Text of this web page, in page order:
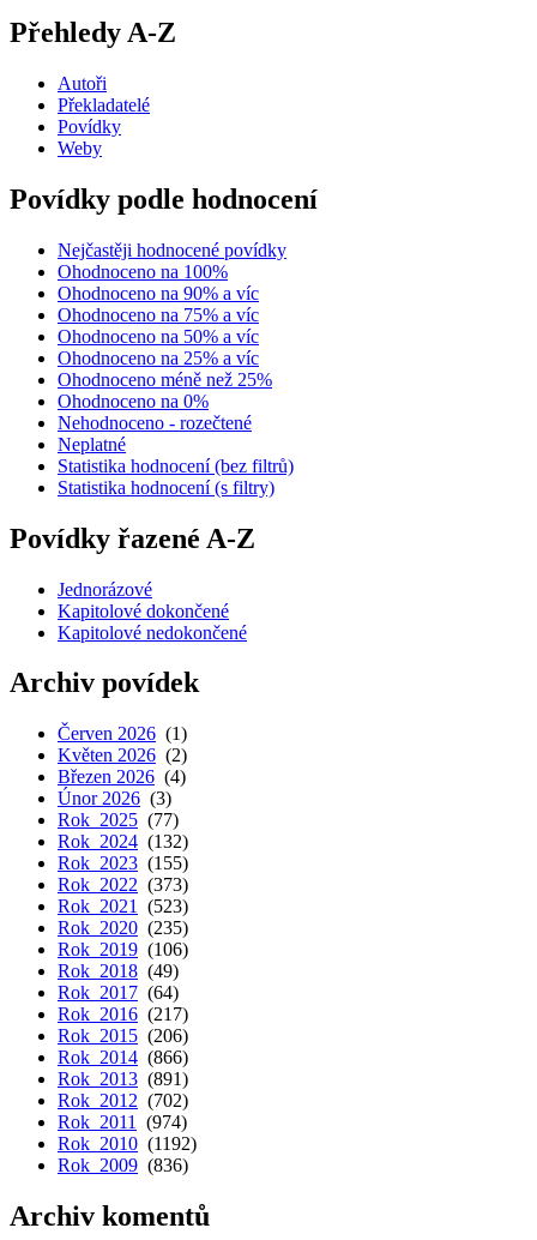
Přehledy A-Z
Autoři
Překladatelé
Povídky
Weby
Povídky podle hodnocení
Nejčastěji hodnocené povídky
Ohodnoceno na 100%
Ohodnoceno na 90% a víc
Ohodnoceno na 75% a víc
Ohodnoceno na 50% a víc
Ohodnoceno na 25% a víc
Ohodnoceno méně než 25%
Ohodnoceno na 0%
Nehodnoceno - rozečtené
Neplatné
Statistika hodnocení (bez filtrů)
Statistika hodnocení (s filtry)
Povídky řazené A-Z
Jednorázové
Kapitolové dokončené
Kapitolové nedokončené
Archiv povídek
Červen 2026 (1)
Květen 2026 (2)
Březen 2026 (4)
Únor 2026 (3)
Rok 2025 (77)
Rok 2024 (132)
Rok 2023 (155)
Rok 2022 (373)
Rok 2021
(523)
Rok 2020 (235)
Rok 2019 (106)
Rok 2018 (49)
Rok 2017 (64)
Rok 2016 (217)
Rok 2015 (206)
Rok 2014 (866)
Rok 2013 (891)
Rok 2012 (702)
Rok 2011
(974)
Rok 2010 (1192)
Rok 2009 (836)
Archiv komentů